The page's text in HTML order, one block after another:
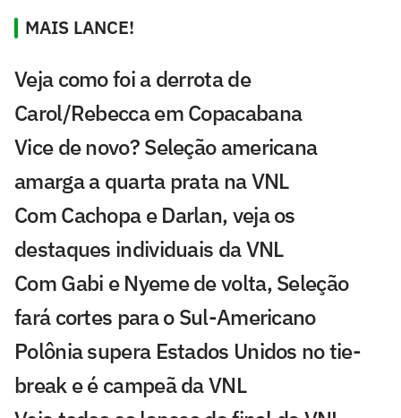
MAIS LANCE!
Veja como foi a derrota de
Carol/Rebecca em Copacabana
Vice de novo? Seleção americana
amarga a quarta prata na VNL
Com Cachopa e Darlan, veja os
destaques individuais da VNL
Com Gabi e Nyeme de volta, Seleção
fará cortes para o Sul-Americano
Polônia supera Estados Unidos no tie-
break e é campeã da VNL